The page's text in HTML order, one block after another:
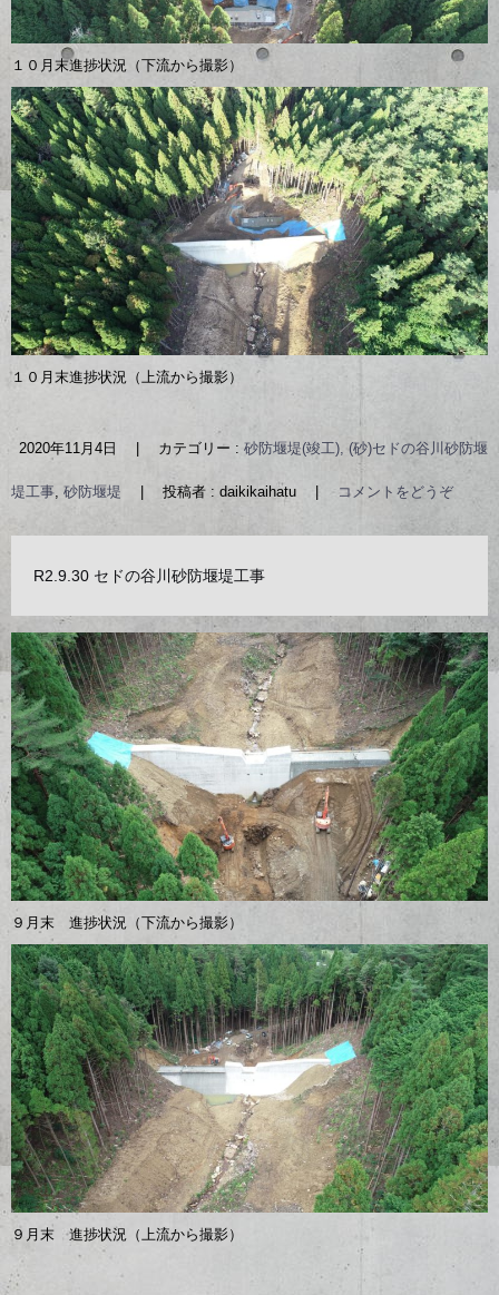
１０月末進捗状況（下流から撮影）
１０月末進捗状況（上流から撮影）
2020年11月4日 カテゴリー : 砂防堰堤(竣工), (砂)セドの谷川砂防堰
堤工事, 砂防堰堤 投稿者 : daikikaihatu コメントをどうぞ
R2.9.30 セドの谷川砂防堰堤工事
９月末 進捗状況（下流から撮影）
９月末 進捗状況（上流から撮影）